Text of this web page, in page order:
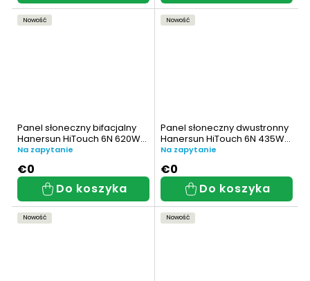
Nowość
Panel słoneczny bifacjalny
Hanersun HiTouch 6N 620W
(HN21RN-66HT620W)
Na zapytanie
€0
Do koszyka
Nowość
Panel słoneczny dwustronny
Hanersun HiTouch 6N 435W
(HN21RN-48HT435W)
Na zapytanie
€0
Do koszyka
Nowość Nowość